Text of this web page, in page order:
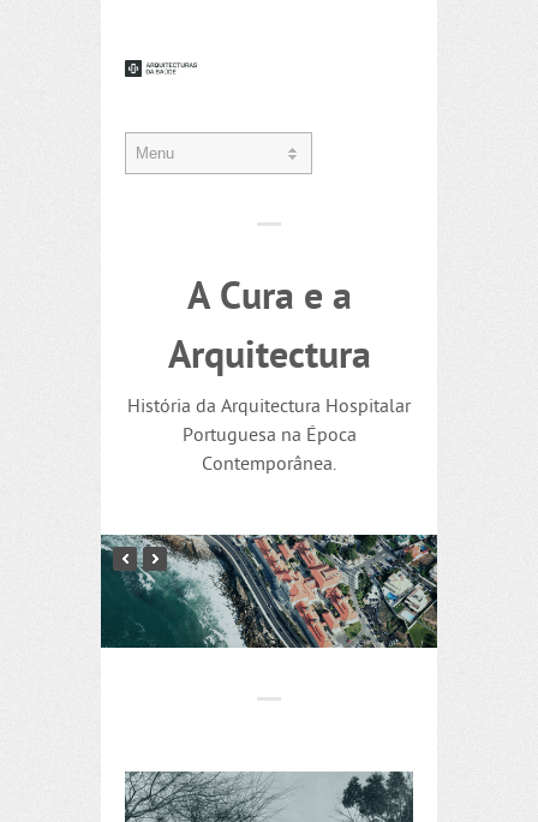
A Cura e a
Arquitectura
História da Arquitectura Hospitalar
Portuguesa na Época
Contemporânea.